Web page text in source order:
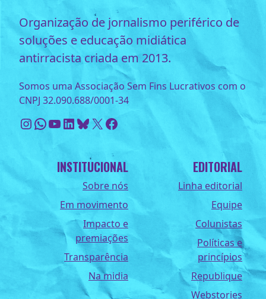
Organização de jornalismo periférico de
soluções e educação midiática
antirracista criada em 2013.
Somos uma Associação Sem Fins Lucrativos com o
CNPJ 32.090.688/0001-34
Instagram
WhatsApp
Youtube
LinkedIn
Bluesky
X Facebook
INSTITUCIONAL
Sobre nós
Em movimento
Impacto e
premiações
Transparência
Na midia
EDITORIAL
Linha editorial
Equipe
Colunistas
Políticas e
princípios
Republique
Webstories